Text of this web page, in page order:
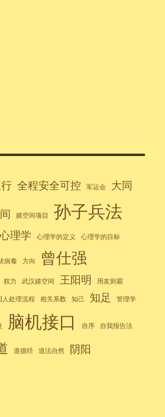
全程安全可控 军运会
大同
嬉空间项目 孙子兵法
心理学 心理学的定义 心理学的目标
病毒 方向 曾仕强
权力 武汉嬉空间 王阳明 用友则霸
人处理流程 相关系数 知己 知足 管理学
脑机接口 自序 自我报告法
道德经 道法自然 阴阳